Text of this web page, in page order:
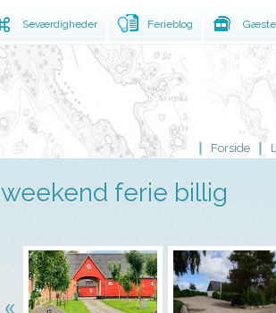
Forside
weekend ferie billig
Seværdigheder Ferieblog